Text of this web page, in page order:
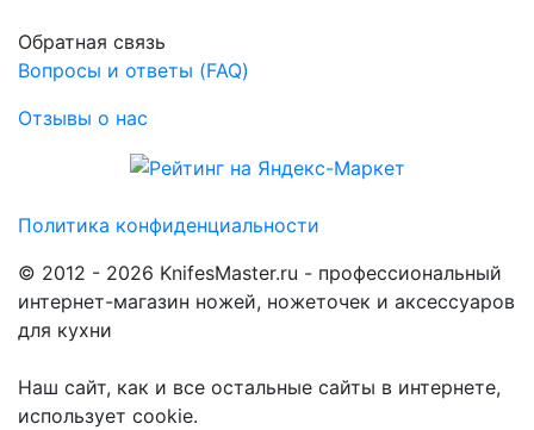
Обратная связь
Вопросы и ответы (FAQ)
Отзывы о нас
Политика конфиденциальности
© 2012 - 2026 KnifesMaster.ru - профессиональный
интернет-магазин ножей, ножеточек и аксессуаров
для кухни
Наш сайт, как и все остальные сайты в интернете,
использует cookie.